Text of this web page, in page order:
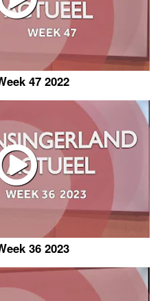
47 2022
36 2023